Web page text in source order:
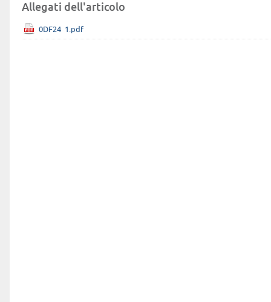
Allegati dell'articolo
0DF24_1.pdf